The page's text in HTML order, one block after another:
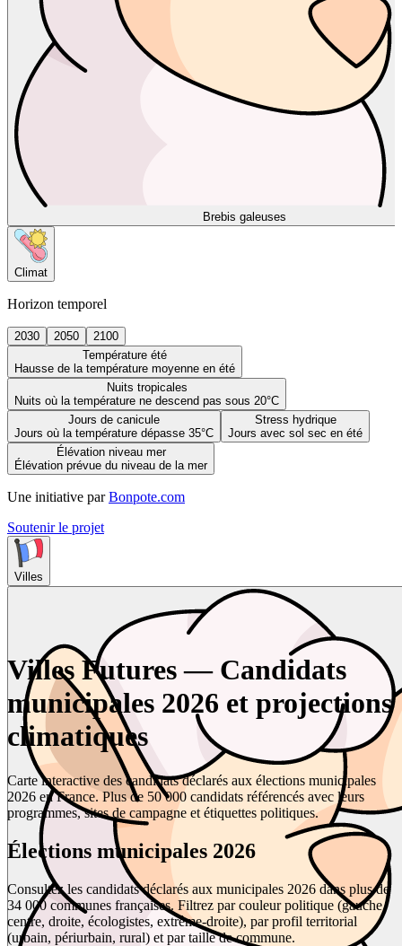
Brebis galeuses
Climat
Horizon temporel
2030 2050
2100
Température été
Hausse de la température moyenne en été
Nuits tropicales
Nuits où la température ne descend pas sous 20°C
Jours de canicule
Jours où la température dépasse 35°C
Stress hydrique
Jours avec sol sec en été
Élévation niveau mer
Élévation prévue du niveau de la mer
Une initiative par Bonpote.com
Soutenir le projet
Villes
Villes Futures — Candidats
municipales 2026 et projections
climatiques
Carte interactive des candidats déclarés aux élections municipales
2026 en France. Plus de 50 000 candidats référencés avec leurs
programmes, sites de campagne et étiquettes politiques.
Élections municipales 2026
Consultez les candidats déclarés aux municipales 2026 dans plus de
34 000 communes françaises. Filtrez par couleur politique (gauche,
centre, droite, écologistes, extrême-droite), par profil territorial
(urbain, périurbain, rural) et par taille de commune.